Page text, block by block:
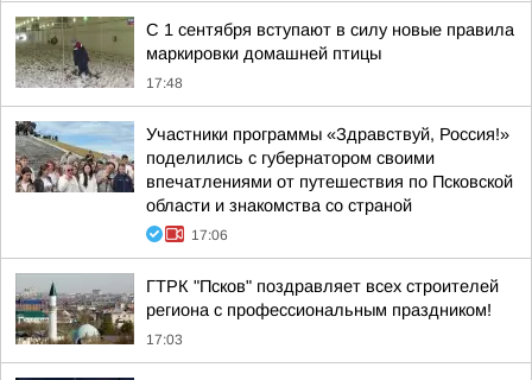
С 1 сентября вступают в силу новые правила
маркировки домашней птицы
17:48
Участники программы «Здравствуй, Россия!»
поделились с губернатором своими
впечатлениями от путешествия по Псковской
области и знакомства со страной
17:06
ГТРК "Псков" поздравляет всех строителей
региона с профессиональным праздником!
17:03